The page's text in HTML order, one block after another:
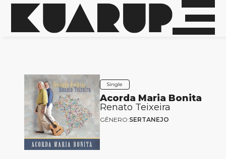
Single
Acorda Maria Bonita
Renato Teixeira
GÊNERO:SERTANEJO